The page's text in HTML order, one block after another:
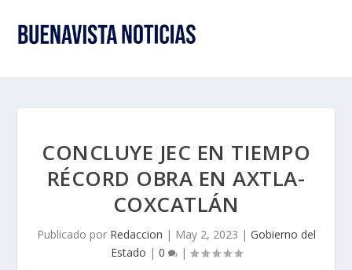
CONCLUYE JEC EN TIEMPO
RÉCORD OBRA EN AXTLA-
COXCATLÁN
Publicado por Redaccion | May 2, 2023 | Gobierno del
Estado | 0 |